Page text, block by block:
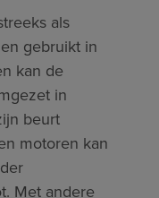
als
gebruikt in
kan de
in
beurt
motoren kan
Met andere